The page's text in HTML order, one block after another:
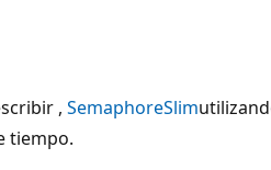
, SemaphoreSlim
tiempo.